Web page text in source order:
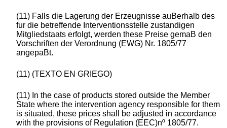
(11) Falls die Lagerung der Erzeugnisse auBerhalb des
fur die betreffende Interventionsstelle zustandigen
Mitgliedstaats erfolgt, werden these Preise gemaB den
Vorschriften der Verordnung (EWG) Nr. 1805/77
angepaBt.
(11) (TEXTO EN GRIEGO)
(11) In the case of products stored outside the Member
State where the intervention agency responsible for them
is situated, these prices shall be adjusted in accordance
with the provisions of Regulation (EEC)nº 1805/77.